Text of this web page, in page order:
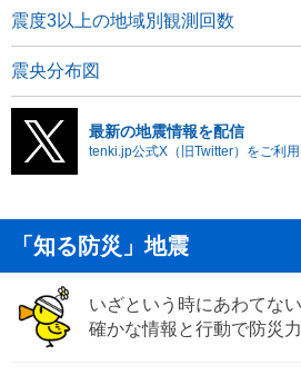
震度3以上の地域別観測回数
震央分布図
最新の地震情報を配信
tenki.jp公式X（旧Twitter）をご利用
「知る防災」地震
いざという時にあわてな
確かな情報と行動で防災